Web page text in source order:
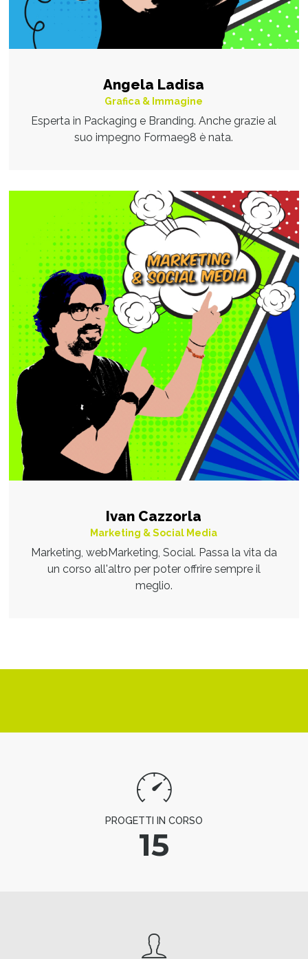
Angela Ladisa
Grafica & Immagine
Esperta in Packaging e Branding. Anche grazie al
suo impegno Formae98 è nata.
Ivan Cazzorla
Marketing & Social Media
Marketing, webMarketing, Social. Passa la vita da
un corso all'altro per poter offrire sempre il
meglio.
PROGETTI IN CORSO
15